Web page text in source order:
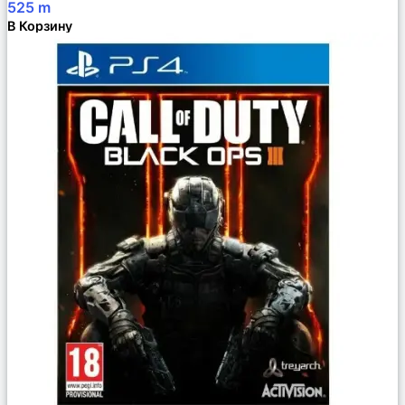
525 m
В Корзину